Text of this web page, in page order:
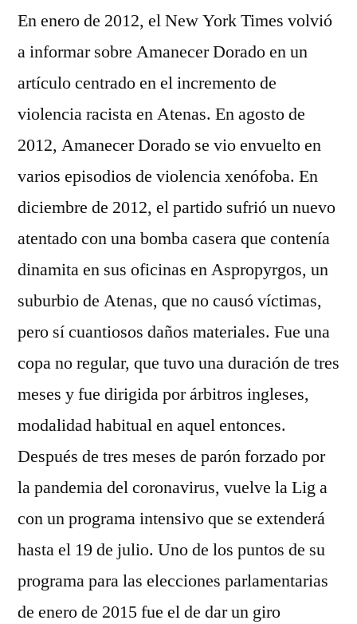
En enero de 2012, el New York Times volvió
a informar sobre Amanecer Dorado en un
artículo centrado en el incremento de
violencia racista en Atenas. En agosto de
2012, Amanecer Dorado se vio envuelto en
varios episodios de violencia xenófoba. En
diciembre de 2012, el partido sufrió un nuevo
atentado con una bomba casera que contenía
dinamita en sus oficinas en Aspropyrgos, un
suburbio de Atenas, que no causó víctimas,
pero sí cuantiosos daños materiales. Fue una
copa no regular, que tuvo una duración de tres
meses y fue dirigida por árbitros ingleses,
modalidad habitual en aquel entonces.
Después de tres meses de parón forzado por
la pandemia del coronavirus, vuelve la Lig a
con un programa intensivo que se extenderá
hasta el 19 de julio. Uno de los puntos de su
programa para las elecciones parlamentarias
de enero de 2015 fue el de dar un giro